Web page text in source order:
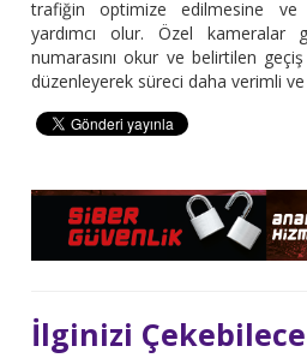
trafiğin optimize edilmesine ve
yardımcı olur. Özel kameralar
numarasını okur ve belirtilen
düzenleyerek süreci daha verimli
İlginizi